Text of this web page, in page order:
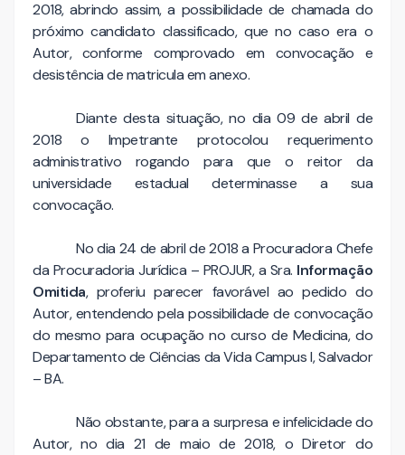
2018, abrindo assim, a possibilidade de chamada do
próximo candidato classificado, que no caso era o
Autor, conforme comprovado em convocação e
desistência de matricula em anexo.
Diante desta situação, no dia 09 de abril de
2018 o Impetrante protocolou requerimento
administrativo rogando para que o reitor da
universidade estadual determinasse a sua
convocação.
No dia 24 de abril de 2018 a Procuradora Chefe
da Procuradoria Jurídica – PROJUR, a Sra. Informação
Omitida, proferiu parecer favorável ao pedido do
Autor, entendendo pela possibilidade de convocação
do mesmo para ocupação no curso de Medicina, do
Departamento de Ciências da Vida Campus I, Salvador
– BA.
Não obstante, para a surpresa e infelicidade do
Autor, no dia 21 de maio de 2018, o Diretor do